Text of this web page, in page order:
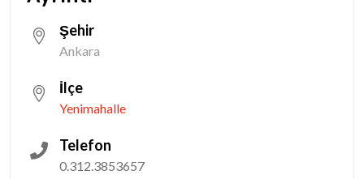
Şehir
Ankara
İlçe
Yenimahalle
Telefon
0.312.3853657